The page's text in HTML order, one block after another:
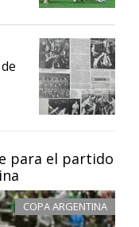
para el partido
COPA ARGENTINA